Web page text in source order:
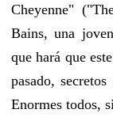
Cheyenne"
Bains, una
que hará que
pasado,
Enormes todos,